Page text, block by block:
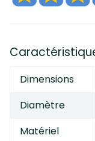
Dimensions
Diamètre
Matériel